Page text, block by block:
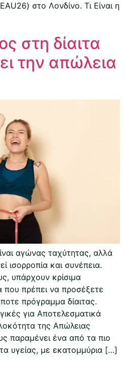
στο Λονδίνο. Τι Είναι η
στη δίαιτα
την απώλεια
αγώνας ταχύτητας, αλλά
ισορροπία και συνέπεια.
υπάρχουν κρίσιμα
που πρέπει να προσέξετε
πρόγραμμα δίαιτας.
για Αποτελεσματικά
της Απώλειας
παραμένει ένα από τα πιο
υγείας, με εκατομμύρια […]